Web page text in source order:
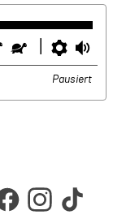
Schneller
Langsamer
Pausiert